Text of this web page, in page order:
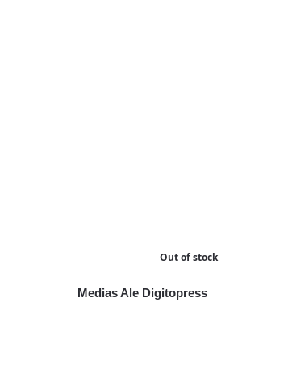
Out of stock
Medias Ale Digitopress